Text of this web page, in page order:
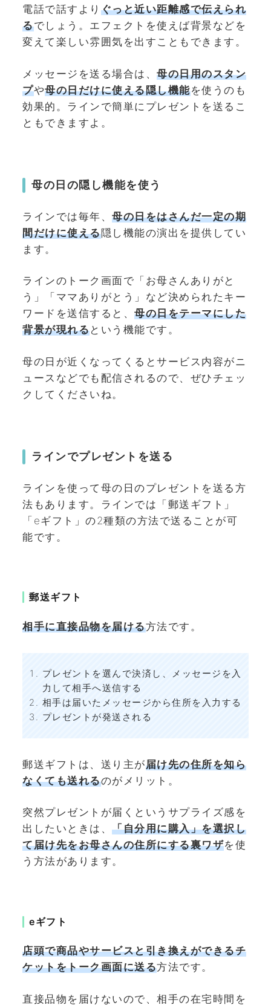
電話で話すより ぐっと近い距離感で伝えられ
るでしょう。エフェクトを使えば背景などを
変えて楽しい雰囲気を出すこともできます。
メッセージを送る場合は、 母の日用のスタン
プや母の日だけに使える隠し機能を使うのも
効果的。ラインで簡単にプレゼントを送るこ
ともできますよ。
母の日の隠し機能を使う
ラインでは毎年、 母の日をはさんだ一定の期
間だけに使える隠し機能の演出を提供してい
ます。
ラインのトーク画面で「お母さんありがと
う」「ママありがとう」など決められたキー
ワードを送信すると、 母の日をテーマにした
背景が現れるという機能です。
母の日が近くなってくるとサービス内容がニ
ュースなどでも配信されるので、ぜひチェッ
クしてくださいね。
ラインでプレゼントを送る
ラインを使って母の日のプレゼントを送る方
法もあります。ラインでは「郵送ギフト」
「eギフト」の2種類の方法で送ることが可
能です。
郵送ギフト
相手に直接品物を届ける方法です。
プレゼントを選んで決済し、メッセージを入
力して相手へ送信する
相手は届いたメッセージから住所を入力する
プレゼントが発送される
郵送ギフトは、送り主が届け先の住所を知ら
なくても送れるのがメリット。
突然プレゼントが届くというサプライズ感を
出したいときは、 「自分用に購入」を選択し
て届け先をお母さんの住所にする裏ワザを使
う方法があります。
eギフト
店頭で商品やサービスと引き換えができるチ
ケットをトーク画面に送る方法です。
直接品物を届けないので、相手の在宅時間を